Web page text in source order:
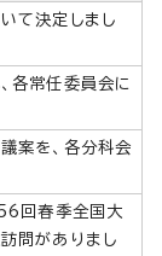
て決定しまし
各常任委員会に
案を、各分科会
回春季全国大
問がありまし